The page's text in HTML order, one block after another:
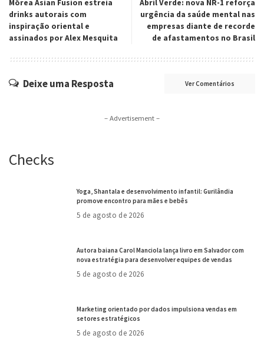
Mōrea Asian Fusion estreia
drinks autorais com
inspiração oriental e
assinados por Alex Mesquita
Abril Verde: nova NR-1 reforça
urgência da saúde mental nas
empresas diante de recorde
de afastamentos no Brasil
Deixe uma Resposta Ver Comentários
– Advertisement –
Checks
Yoga, Shantala e desenvolvimento infantil: Gurilândia
promove encontro para mães e bebês
5 de agosto de 2026
Autora baiana Carol Manciola lança livro em Salvador com
nova estratégia para desenvolver equipes de vendas
5 de agosto de 2026
Marketing orientado por dados impulsiona vendas em
setores estratégicos
5 de agosto de 2026